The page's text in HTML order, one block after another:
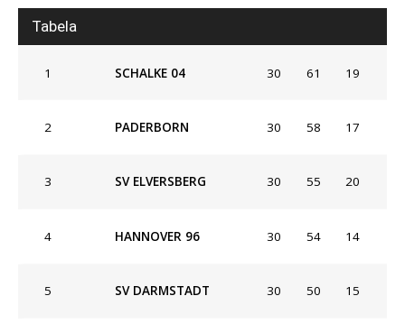
Tabela
1 SCHALKE 04 30 61 19
2 PADERBORN 30 58 17
3 SV ELVERSBERG 30 55 20
4 HANNOVER 96 30 54 14
5 SV DARMSTADT 30 50 15